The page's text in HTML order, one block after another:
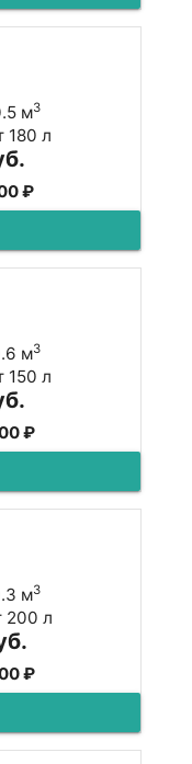
м3
180 л
₽
м3
150 л
₽
м3
200 л
₽